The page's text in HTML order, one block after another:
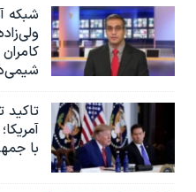
شبکه
با